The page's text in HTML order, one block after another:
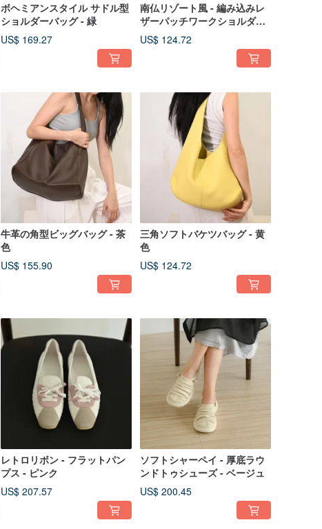
ボヘミアンスタイル サドル型
ショルダーバッグ - 緑
US$ 169.27
南仏リゾート風 - 編み込みレ
ザーパッチワークショルダー
バッグ - グレー
US$ 124.72
牛革の角型ビッグバッグ - 茶
色
US$ 155.90
三角ソフトバケツバッグ - 黄
色
US$ 124.72
レトロリボン - フラットパン
プス - ピンク
US$ 207.57
ソフトシャーペイ - 厚底ラウ
ンドトゥシューズ - ベージュ
US$ 200.45